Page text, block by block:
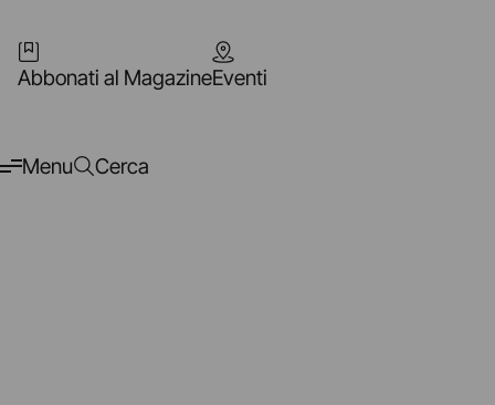
Abbonati al MagazineEventi
Menu Cerca